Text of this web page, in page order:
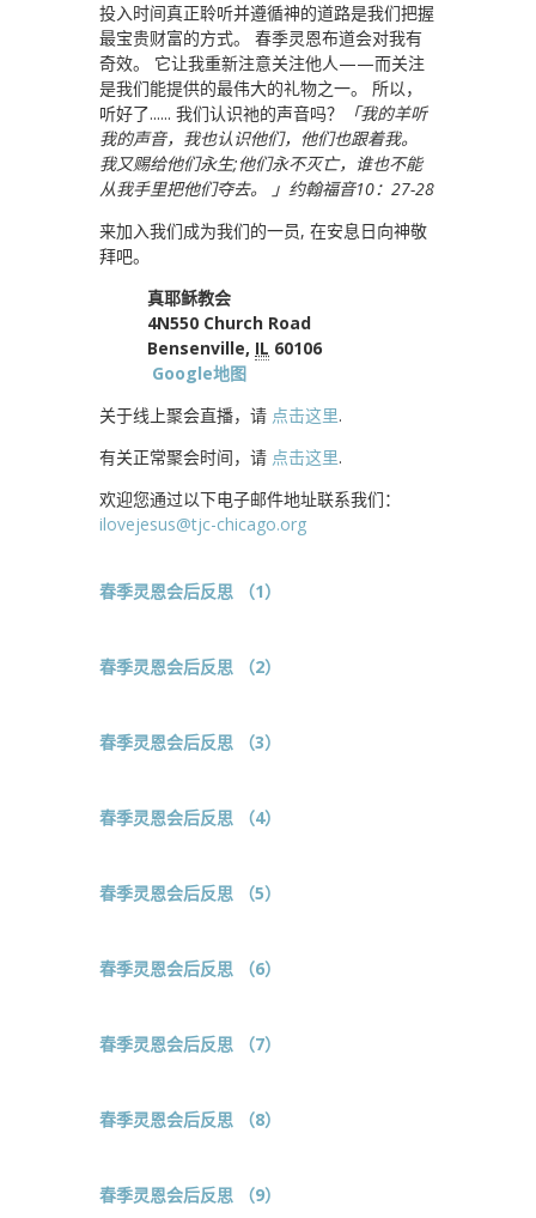
投入时间真正聆听并遵循神的道路是我们把握
最宝贵财富的方式。 春季灵恩布道会对我有
奇效。 它让我重新注意关注他人——而关注
是我们能提供的最伟大的礼物之一。 所以，
听好了...... 我们认识祂的声音吗？
「我的羊听
我的声音，我也认识他们，他们也跟着我。
我又赐给他们永生;他们永不灭亡，谁也不能
从我手里把他们夺去。 」约翰福音10：27-28
来加入我们成为我们的一员, 在安息日向神敬
拜吧。
真耶稣教会
4N550 Church Road
Bensenville, IL 60106
Google地图
关于线上聚会直播，请 点击这里.
有关正常聚会时间，请 点击这里.
欢迎您通过以下电子邮件地址联系我们：
ilovejesus@tjc-chicago.org
春季灵恩会后反思 （1）
春季灵恩会后反思 （2）
春季灵恩会后反思 （3）
春季灵恩会后反思 （4）
春季灵恩会后反思 （5）
春季灵恩会后反思 （6）
春季灵恩会后反思 （7）
春季灵恩会后反思 （8）
春季灵恩会后反思 （9）